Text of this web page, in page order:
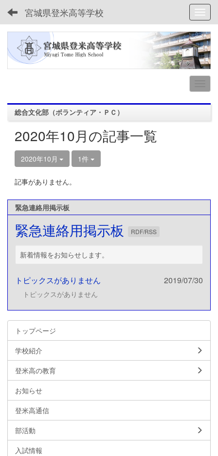
宮城県登米高等学校
総合文化部（ボランティア・ＰＣ）
2020年10月の記事一覧
2020年10月 1件
記事がありません。
緊急連絡用掲示板
緊急連絡用掲示板 RDF/RSS
新着情報をお知らせします。
トピックスがありません 2019/07/30
トピックスがありません
トップページ
学校紹介
登米高の教育
お知らせ
登米高通信
部活動
入試情報